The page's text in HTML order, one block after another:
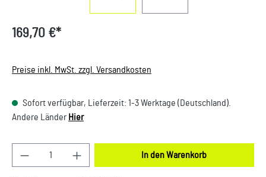
169,70 €*
Preise inkl. MwSt. zzgl. Versandkosten
Sofort verfügbar, Lieferzeit: 1-3 Werktage (Deutschland).
Andere Länder Hier
Produkt Anzahl: Gib den gewünschten Wert ein
In den Warenkorb